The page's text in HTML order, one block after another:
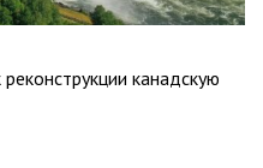
канадскую